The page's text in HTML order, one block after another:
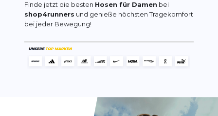
Finde jetzt die besten Hosen für Damen bei
shop4runners und genieße höchsten Tragekomfort
bei jeder Bewegung!